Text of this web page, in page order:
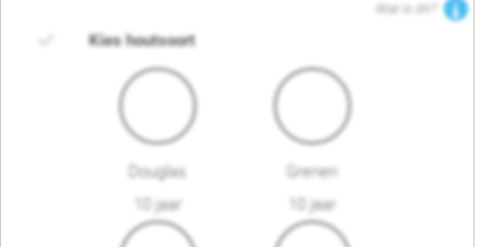
Wat is dit?
Kies houtsoort
Douglas
10 jaar
Grenen
10 jaar